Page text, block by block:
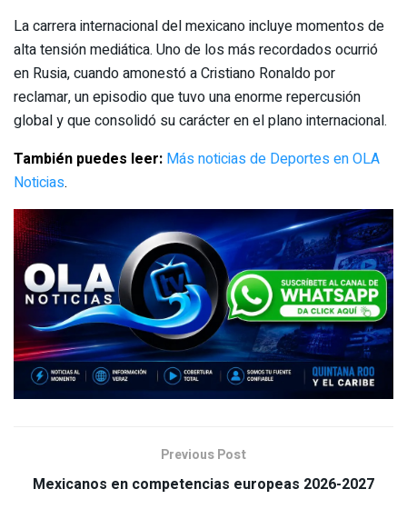
La carrera internacional del mexicano incluye momentos de
alta tensión mediática. Uno de los más recordados ocurrió
en Rusia, cuando amonestó a Cristiano Ronaldo por
reclamar, un episodio que tuvo una enorme repercusión
global y que consolidó su carácter en el plano internacional.
También puedes leer: Más noticias de Deportes en OLA
Noticias.
Previous Post
Mexicanos en competencias europeas 2026-2027